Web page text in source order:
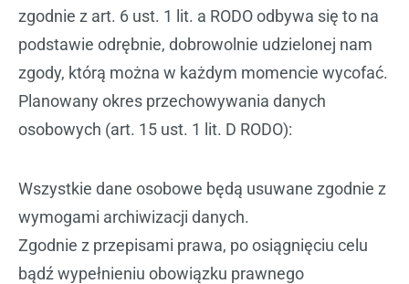
zgodnie z art. 6 ust. 1 lit. a RODO odbywa się to na
podstawie odrębnie, dobrowolnie udzielonej nam
zgody, którą można w każdym momencie wycofać.
Planowany okres przechowywania danych
osobowych (art. 15 ust. 1 lit. D RODO):
Wszystkie dane osobowe będą usuwane zgodnie z
wymogami archiwizacji danych.
Zgodnie z przepisami prawa, po osiągnięciu celu
bądź wypełnieniu obowiązku prawnego